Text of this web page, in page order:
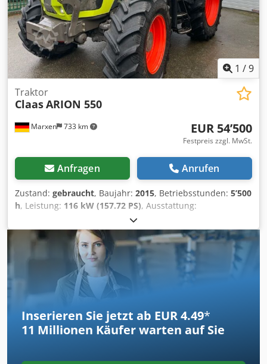
werden.
und Zwischenverkauf vorbehalten. Gerne nehmen wir Ihr
Fahrzeug in Zahlung. Finanzierung / Leasing auch ohne
Anzahlung möglich! Cedpfxewxrzks Ak Teha Sie haben
noch Fragen? Wir beraten Sie gern!
1 /9
Marxen 733 km
Traktor
ClaasARION 550
EUR 54’500
Festpreis zzgl. MwSt.
Anfragen Anrufen
Zustand: gebraucht, Baujahr: 2015, Betriebsstunden: 5’500
h, Leistung: 116 kW (157.72 PS), Ausstattung:
Inserieren Sie jetzt ab EUR 4.49*
11 Millionen Käufer warten auf Sie